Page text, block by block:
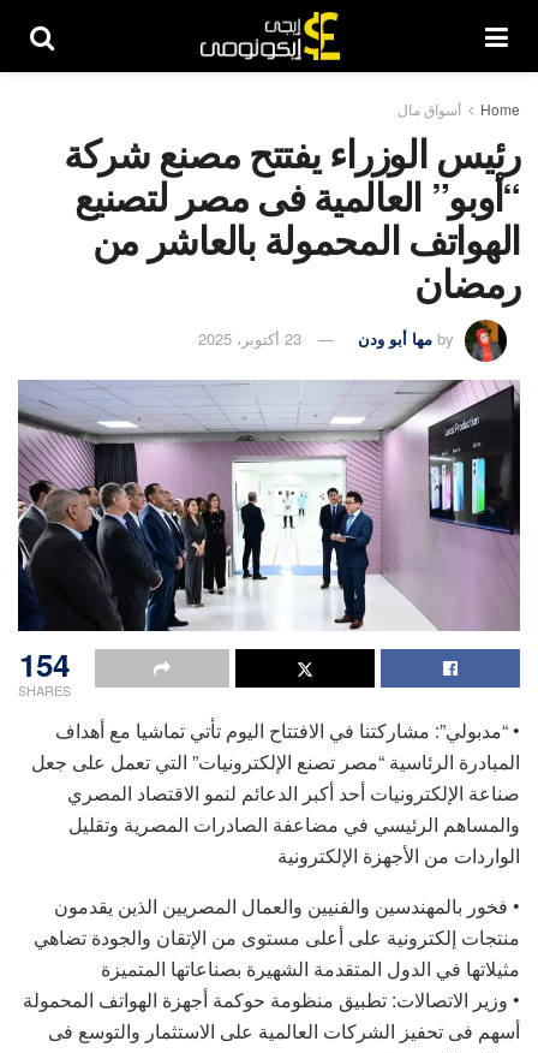
Home أسواق مال
رئيس الوزراء يفتتح مصنع شركة
“أوبو” العالمية فى مصر لتصنيع
الهواتف المحمولة بالعاشر من
رمضان
by مها أبو ودن 23 أكتوبر، 2025
154
SHARES
• “مدبولي”: مشاركتنا في الافتتاح اليوم تأتي تماشيا مع أهداف
المبادرة الرئاسية “مصر تصنع الإلكترونيات” التي تعمل على جعل
صناعة الإلكترونيات أحد أكبر الدعائم لنمو الاقتصاد المصري
والمساهم الرئيسي في مضاعفة الصادرات المصرية وتقليل
الواردات من الأجهزة الإلكترونية
• فخور بالمهندسين والفنيين والعمال المصريين الذين يقدمون
منتجات إلكترونية على أعلى مستوى من الإتقان والجودة تضاهي
مثيلاتها في الدول المتقدمة الشهيرة بصناعاتها المتميزة
• وزير الاتصالات: تطبيق منظومة حوكمة أجهزة الهواتف المحمولة
أسهم فى تحفيز الشركات العالمية على الاستثمار والتوسع فى